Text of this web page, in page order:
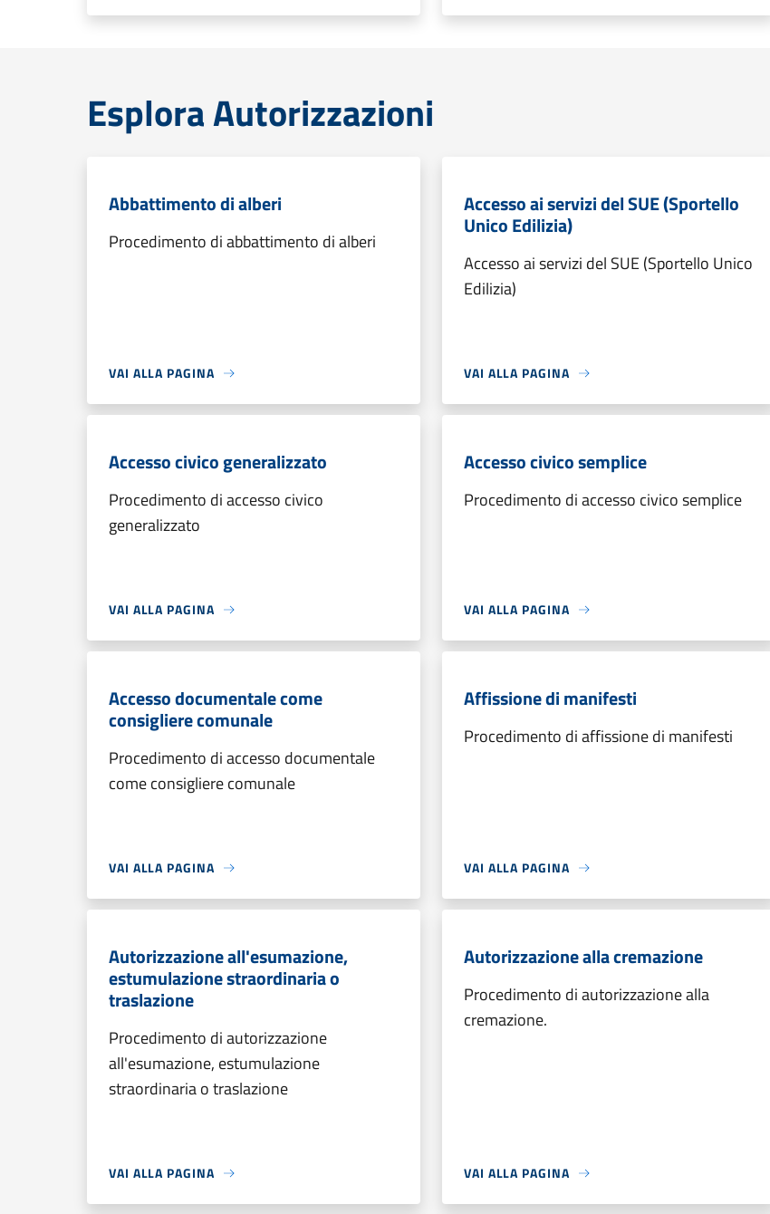
Esplora Autorizzazioni
Abbattimento di alberi
Procedimento di abbattimento di alberi
VAI ALLA PAGINA
Accesso ai servizi del SUE (Sportello
Unico Edilizia)
Accesso ai servizi del SUE (Sportello Unico
Edilizia)
VAI ALLA PAGINA
Accesso civico generalizzato
Procedimento di accesso civico
generalizzato
VAI ALLA PAGINA
Accesso civico semplice
Procedimento di accesso civico semplice
VAI ALLA PAGINA
Accesso documentale come
consigliere comunale
Procedimento di accesso documentale
come consigliere comunale
VAI ALLA PAGINA
Affissione di manifesti
Procedimento di affissione di manifesti
VAI ALLA PAGINA
Autorizzazione all'esumazione,
estumulazione straordinaria o
traslazione
Procedimento di autorizzazione
all'esumazione, estumulazione
straordinaria o traslazione
VAI ALLA PAGINA
Autorizzazione alla cremazione
Procedimento di autorizzazione alla
cremazione.
VAI ALLA PAGINA